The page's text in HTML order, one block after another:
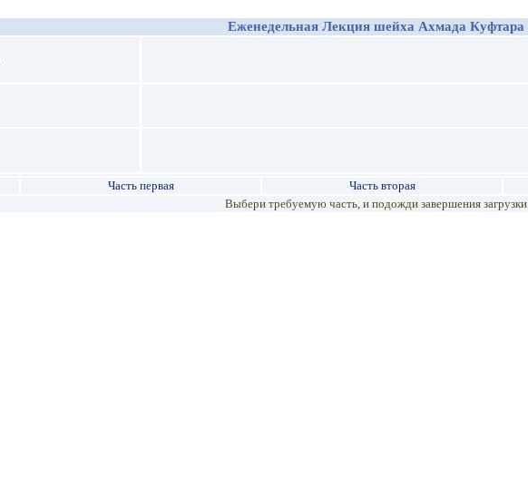
Еженедельная Лекция шейха Ахмада Куфтара
Часть первая Часть вторая
Выбери требуемую часть, и подожди завершения загрузки